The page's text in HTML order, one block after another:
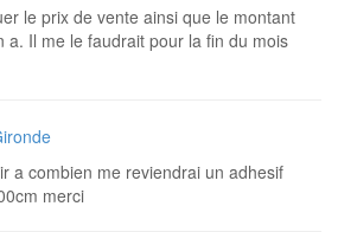
le prix de vente ainsi que le montant
a. Il me le faudrait pour la fin du mois
a combien me reviendrai un adhesif
merci